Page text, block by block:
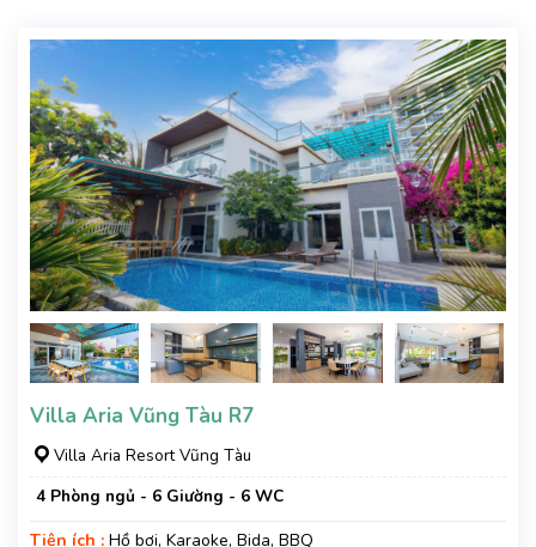
Villa Aria Vũng Tàu R7
Villa Aria Resort Vũng Tàu
4 Phòng ngủ - 6 Giường - 6 WC
Tiện ích : Hồ bơi, Karaoke, Bida, BBQ